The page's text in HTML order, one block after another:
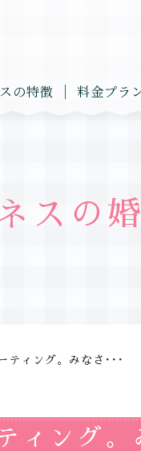
の特徴 料金プラ
スの
ティング。みなさ･･･
ィング。